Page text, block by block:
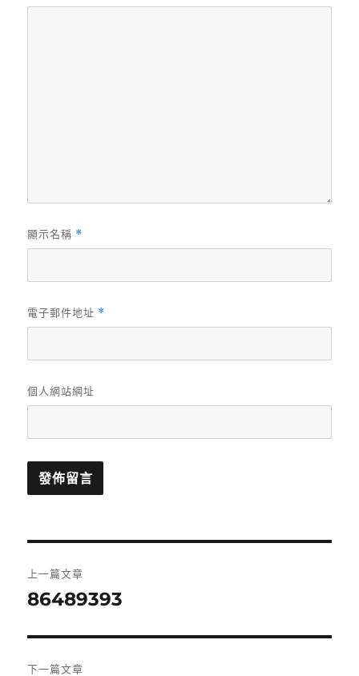
顯示名稱 *
電子郵件地址 *
個人網站網址
章
覽
上一篇文章
上
篇
文
86489393
下一篇文章